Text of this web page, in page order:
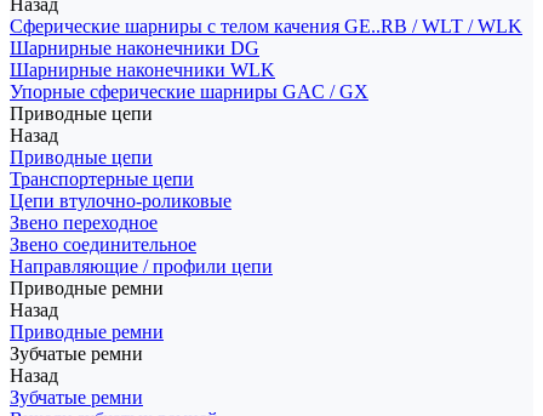
Назад
Сферические шарниры с телом качения GE..RB / WLT / WLK
Шарнирные наконечники DG
Шарнирные наконечники WLK
Упорные сферические шарниры GAC / GX
Приводные цепи
Назад
Приводные цепи
Транспортерные цепи
Цепи втулочно-роликовые
Звено переходное
Звено соединительное
Направляющие / профили цепи
Приводные ремни
Назад
Приводные ремни
Зубчатые ремни
Назад
Зубчатые ремни